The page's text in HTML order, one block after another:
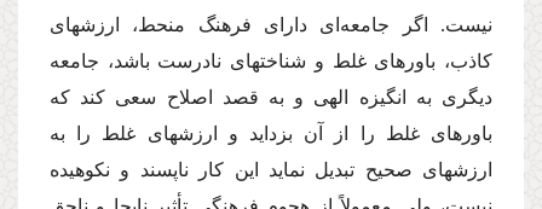
نیست. اگر جامعه‌اى داراى فرهنگ منحط، ارزشهاى
كاذب، باورهاى غلط و شناختهاى نادرست باشد، جامعه
دیگرى به انگیزه الهى و به قصد اصلاح سعى كند كه
باورهاى غلط را از آن بزداید و ارزشهاى غلط را به
ارزشهاى صحیح تبدیل نماید این كار ناپسند و نكوهیده